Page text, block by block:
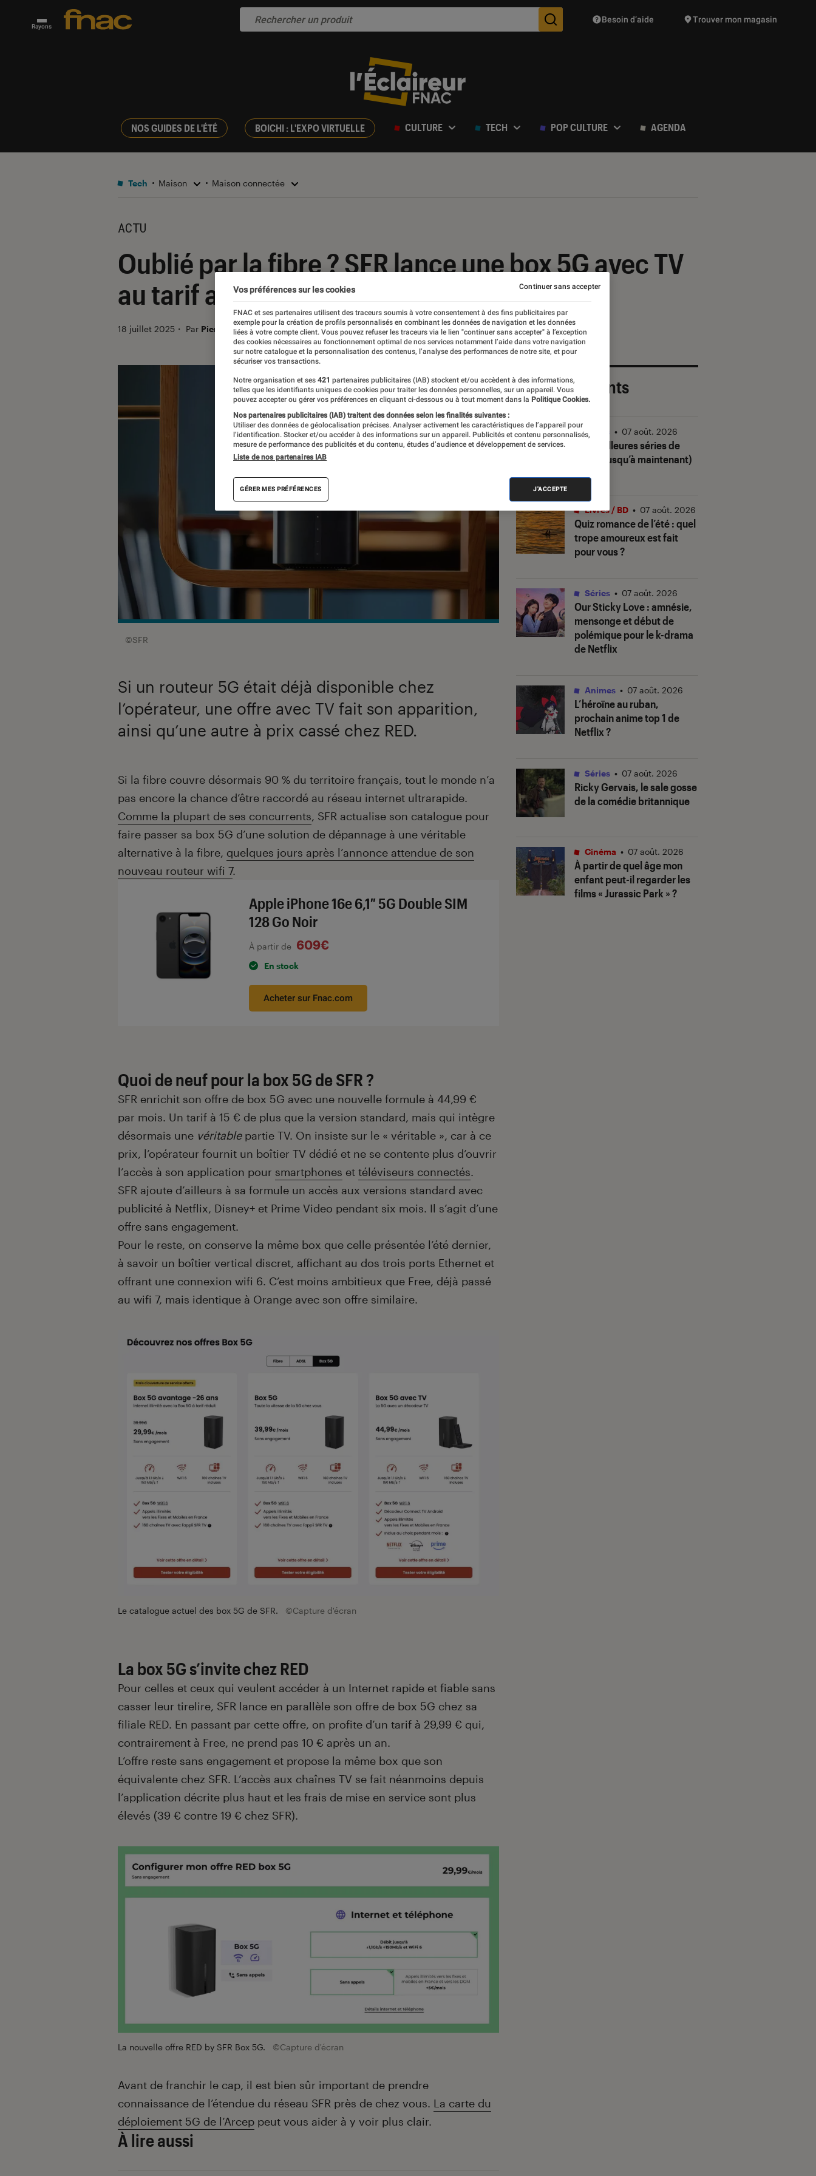
Rayons Des suggestions de produits vont vous être proposées
Besoin d’aide Trouver mon magasin
NOS GUIDES DE L'ÉTÉ BOICHI : L'EXPO VIRTUELLE CULTURE TECH POP CULTURE AGENDA
Tech Maison Maison connectée
ACTU
Oublié par la fibre ? SFR lance une box 5G avec TV
au tarif attractif
18 juillet 2025 ・ Par Pierre Crochart
©SFR
Si un routeur 5G était déjà disponible chez
l’opérateur, une offre avec TV fait son apparition,
ainsi qu’une autre à prix cassé chez RED.
Introduction
Si la fibre couvre désormais 90 % du territoire français, tout le monde n’a
pas encore la chance d’être raccordé au réseau internet ultrarapide.
Comme la plupart de ses concurrents, SFR actualise son catalogue pour
faire passer sa box 5G d’une solution de dépannage à une véritable
alternative à la fibre, quelques jours après l’annonce attendue de son
nouveau routeur wifi 7.
Apple iPhone 16e 6,1″ 5G Double SIM
128 Go Noir
À partir de 609€
En stock
Acheter sur Fnac.com
Quoi de neuf pour la box 5G de SFR ?
SFR enrichit son offre de box 5G avec une nouvelle formule à 44,99 €
par mois. Un tarif à 15 € de plus que la version standard, mais qui intègre
désormais une véritablepartie TV. On insiste sur le « véritable », car à ce
prix, l’opérateur fournit un boîtier TV dédié et ne se contente plus d’ouvrir
l’accès à son application pour smartphones et téléviseurs connectés.
SFR ajoute d’ailleurs à sa formule un accès aux versions standard avec
publicité à Netflix, Disney+ et Prime Video pendant six mois. Il s’agit d’une
offre sans engagement.
Pour le reste, on conserve la même box que celle présentée l’été dernier,
à savoir un boîtier vertical discret, affichant au dos trois ports Ethernet et
offrant une connexion wifi 6. C’est moins ambitieux que Free, déjà passé
au wifi 7, mais identique à Orange avec son offre similaire.
Le catalogue actuel des box 5G de SFR. ©Capture d'écran
La box 5G s’invite chez RED
Pour celles et ceux qui veulent accéder à un Internet rapide et fiable sans
casser leur tirelire, SFR lance en parallèle son offre de box 5G chez sa
filiale RED. En passant par cette offre, on profite d’un tarif à 29,99 € qui,
contrairement à Free, ne prend pas 10 € après un an.
L’offre reste sans engagement et propose la même box que son
équivalente chez SFR. L’accès aux chaînes TV se fait néanmoins depuis
l’application décrite plus haut et les frais de mise en service sont plus
élevés (39 € contre 19 € chez SFR).
La nouvelle offre RED by SFR Box 5G. ©Capture d'écran
Avant de franchir le cap, il est bien sûr important de prendre
connaissance de l’étendue du réseau SFR près de chez vous. La carte du
déploiement 5G de l’Arcep peut vous aider à y voir plus clair.
À lire aussi
Les plus récents
Les meilleures séries de
2026 (jusqu’à maintenant)
Séries • 07 août. 2026
Quiz romance de l’été : quel
trope amoureux est fait
pour vous ?
Livres / BD • 07 août. 2026
Our Sticky Love: amnésie,
mensonge et début de
polémique pour le k-drama
de Netflix
Séries • 07 août. 2026
L’héroïne au ruban,
prochain anime top 1 de
Netflix ?
Animes • 07 août. 2026
Ricky Gervais, le sale gosse
de la comédie britannique
Séries • 07 août. 2026
À partir de quel âge mon
enfant peut-il regarder les
films « Jurassic Park » ?
Cinéma • 07 août. 2026
Vos préférences sur les cookies
FNAC et ses partenaires utilisent des traceurs soumis à votre consentement à des fins publicitaires par
exemple pour la création de profils personnalisés en combinant les données de navigation et les données
liées à votre compte client. Vous pouvez refuser les traceurs via le lien "continuer sans accepter" à l’exception
des cookies nécessaires au fonctionnement optimal de nos services notamment l’aide dans votre navigation
sur notre catalogue et la personnalisation des contenus, l’analyse des performances de notre site, et pour
sécuriser vos transactions.
Notre organisation et ses 421 partenaires publicitaires (IAB) stockent et/ou accèdent à des informations,
telles que les identifiants uniques de cookies pour traiter les données personnelles, sur un appareil. Vous
pouvez accepter ou gérer vos préférences en cliquant ci-dessous ou à tout moment dans la Politique Cookies.
Nos partenaires publicitaires (IAB) traitent des données selon les finalités suivantes :
Utiliser des données de géolocalisation précises. Analyser activement les caractéristiques de l’appareil pour
l’identification. Stocker et/ou accéder à des informations sur un appareil. Publicités et contenu personnalisés,
mesure de performance des publicités et du contenu, études d’audience et développement de services.
Liste de nos partenaires IAB
GÉRER MES PRÉFÉRENCES J'ACCEPTE
Continuer sans accepter